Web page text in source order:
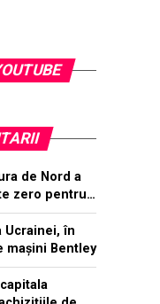
de Nord a
zero pentru…
Ucrainei, în
mașini Bentley